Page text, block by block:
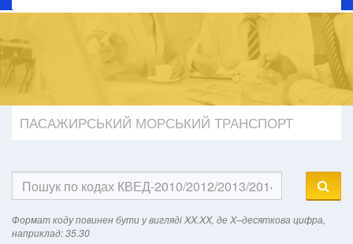
ПАСАЖИРСЬКИЙ МОРСЬКИЙ ТРАНСПОРТ
Формат кодy повинен бути у вигляді XX.XX, де X–десяткова цифра,
наприклад: 35.30